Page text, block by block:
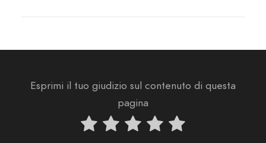
Esprimi il tuo giudizio sul contenuto di questa
pagina